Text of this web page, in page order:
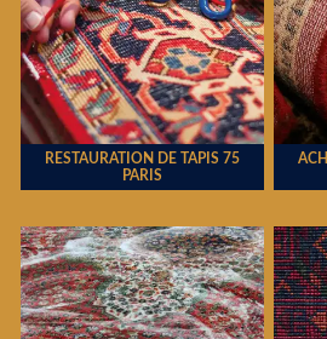
RESTAURATION DE TAPIS 75
PARIS